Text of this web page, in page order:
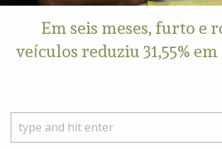
Em seis meses, furto e
veículos reduziu 31,55%